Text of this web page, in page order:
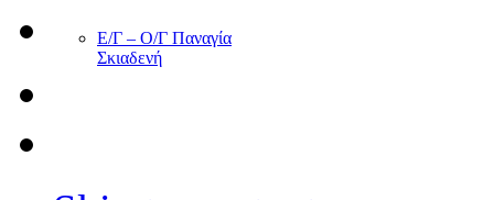
Ε/Γ – Ο/Γ Παναγία
Σκιαδενή